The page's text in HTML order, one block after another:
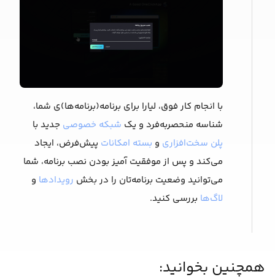
با انجام کار فوق، لیارا برای برنامه(برنامه‌ها)ی شما،
شناسه منحصربه‌فرد و یک شبکه خصوصی جدید با
پلن سخت‌افزاری و بسته امکانات پیش‌فرض، ایجاد
می‌کند و پس از موفقیت آمیز بودن نصب برنامه، شما
می‌توانید وضعیت برنامه‌تان را در بخش رویدادها و
لاگ‌ها بررسی کنید.
همچنین بخوانید: